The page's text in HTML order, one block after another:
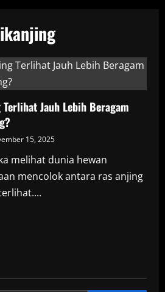
Jauh Lebih Beragam
15, 2025
melihat dunia hewan
mencolok antara ras anjing